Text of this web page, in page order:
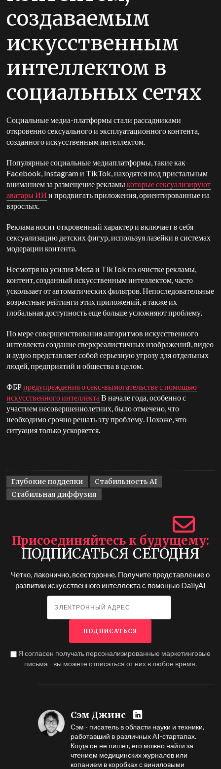
создаваемым
искусственным
интеллектом в
социальных сетях
Социальные медиа-платформы стали рассадниками
откровенно сексуального и эксплуатационного контента,
созданного искусственным интеллектом.
Популярные социальные медиаплатформы, такие как
Facebook, Instagram и TikTok, находятся под пристальным
вниманием за размещение рекламыкоторые сексуализируют
аватары ИИ и продвигать приложения, ориентированные на
взрослых.
Реклама носит откровенный характер и включает в себя
сексуализацию детских фигур, используя лазейки в системах
модерации контента.
Несмотря на усилия Meta и TikTok по очистке рекламы,
контент, созданный искусственным интеллектом, часто
ускользает от автоматических фильтров. Непоследовательные
возрастные рейтинги этих приложений, а также их
глобальная доступность еще больше усложняют проблему.
По мере совершенствования алгоритмов искусственного
интеллекта создание сверхреалистичных изображений, видео
и аудио представляет собой серьезную угрозу для отдельных
людей, предприятий и общества в целом.
ФБРпредупреждения о секс-вымогательстве с помощью
искусственного интеллекта В начале года, особенно с
участием несовершеннолетних, было отмечено, что
необходимо срочно решать эту проблему. Похоже, что
ситуация только ускоряется.
Глубокие подделки
Стабильность AI
Стабильная диффузия
Присоединяйтесь к будущему
ПОДПИСАТЬСЯ СЕГОДНЯ
Четко, лаконично, всесторонне. Получите представление о
развитии искусственного интеллекта с помощью DailyAI
Я согласен получать персонализированные маркетинговые
письма - вы можете отписаться от них в любое время.
Сэм Джинс
Сэм - писатель в области науки и техники,
работавший в различных AI-стартапах.
Когда он не пишет, его можно найти за
чтением медицинских журналов или
копанием в коробках с виниловыми